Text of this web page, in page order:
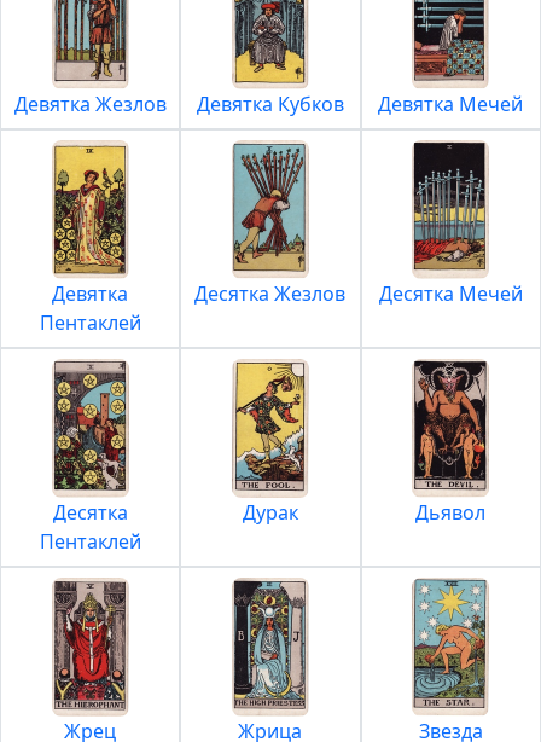
Девятка Жезлов Девятка Кубков Девятка Мечей
Девятка
Пентаклей
Десятка Жезлов Десятка Мечей
Десятка
Пентаклей
Дурак Дьявол
Жрец Жрица Звезда